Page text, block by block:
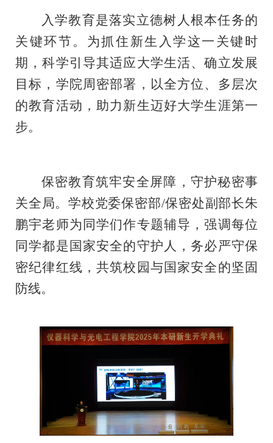
入学教育是落实立德树人根本任务的
关键环节。为抓住新生入学这一关键时
期，科学引导其适应大学生活、确立发展
目标，学院周密部署，以全方位、多层次
的教育活动，助力新生迈好大学生涯第一
步。
保密教育筑牢安全屏障，守护秘密事
关全局。学校党委保密部/保密处副部长朱
鹏宇老师为同学们作专题辅导，强调每位
同学都是国家安全的守护人，务必严守保
密纪律红线，共筑校园与国家安全的坚固
防线。